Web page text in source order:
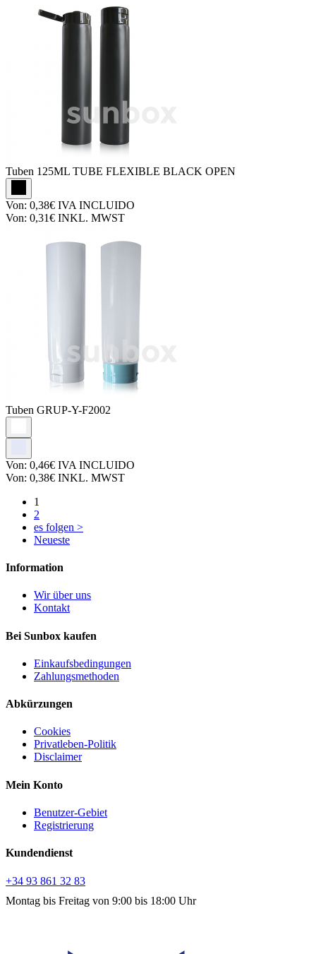
Tuben 125ML TUBE FLEXIBLE BLACK OPEN
Von: 0,38€ IVA INCLUIDO
Von: 0,31€ INKL. MWST
Tuben GRUP-Y-F2002
Von: 0,46€ IVA INCLUIDO
Von: 0,38€ INKL. MWST
1
2
es folgen >
Neueste
Information
Wir über uns
Kontakt
Bei Sunbox kaufen
Einkaufsbedingungen
Zahlungsmethoden
Abkürzungen
Cookies
Privatleben-Politik
Disclaimer
Mein Konto
Benutzer-Gebiet
Registrierung
Kundendienst
+34 93 861 32 83
Montag bis Freitag von 9:00 bis 18:00 Uhr